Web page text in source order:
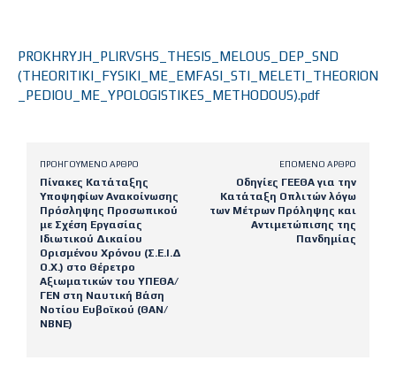
PROKHRYJH_PLIRVSHS_THESIS_MELOUS_DEP_SND
(THEORITIKI_FYSIKI_ME_EMFASI_STI_MELETI_THEORION
_PEDIOU_ME_YPOLOGISTIKES_METHODOUS).pdf
ΠΡΟΗΓΟΎΜΕΝΟ ΆΡΘΡΟ
Πίνακες Κατάταξης
Υποψηφίων Ανακοίνωσης
Πρόσληψης Προσωπικού
με Σχέση Εργασίας
Ιδιωτικού Δικαίου
Ορισμένου Χρόνου (Σ.Ε.Ι.Δ
Ο.Χ.) στo Θέρετρο
Αξιωματικών του ΥΠΕΘΑ/
ΓΕΝ στη Ναυτική Βάση
Νοτίου Ευβοϊκού (ΘΑΝ/
ΝΒΝΕ)
ΕΠΌΜΕΝΟ ΆΡΘΡΟ
Οδηγίες ΓΕΕΘΑ για την
Κατάταξη Οπλιτών λόγω
των Μέτρων Πρόληψης και
Αντιμετώπισης της
Πανδημίας